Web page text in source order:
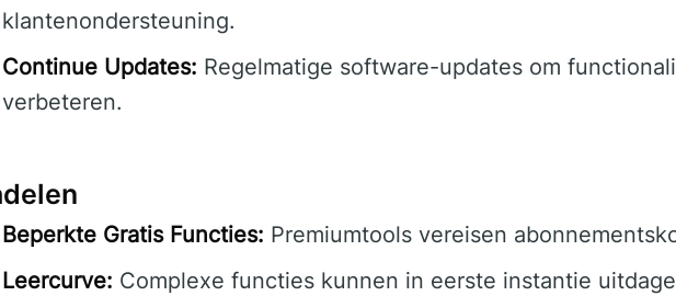
klantenondersteuning.
Continue Updates: Regelmatige software-updates om
verbeteren.
Beperkte Gratis Functies: Premiumtools vereisen
Leercurve: Complexe functies kunnen in eerste instantie